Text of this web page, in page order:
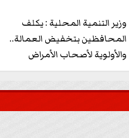
وزير التنمية المحلية : يكلف
المحافظين بتخفيض العمالة..
والأولوية لأصحاب الأمراض
المزمنه